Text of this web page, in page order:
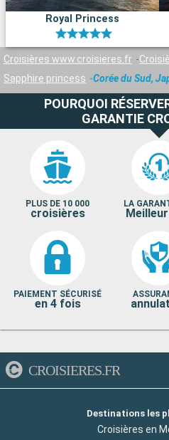
Royal Princess
Croisières www.croisieres.fr
Sapphire princess
Corée du Sud,
POURQUOI
GARANTIE
PLUS DE 10 000
croisières
LA
PAIEMENT SÉCURISÉ
en 4 fois
CROISIERES.FR
Destinations les
Croisières en